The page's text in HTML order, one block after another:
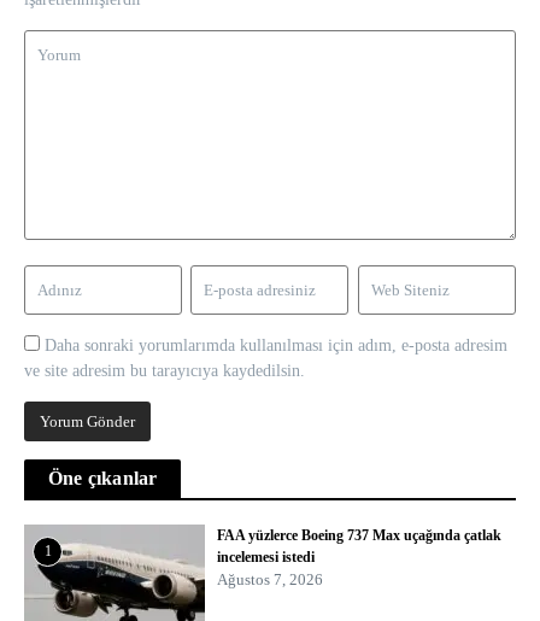
Daha sonraki yorumlarımda kullanılması için adım, e-posta adresim
ve site adresim bu tarayıcıya kaydedilsin.
Öne çıkanlar
1
FAA yüzlerce Boeing 737 Max uçağında çatlak
incelemesi istedi
Ağustos 7, 2026